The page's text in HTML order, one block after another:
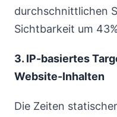
durchschnittlichen
Sichtbarkeit um
3. IP-basiertes
Website-Inhalten
Die Zeiten